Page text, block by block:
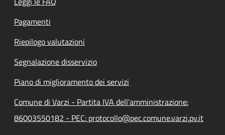
Pagamenti
Riepilogo valutazioni
Segnalazione disservizio
Piano di miglioramento dei servizi
Comune di Varzi - Partita IVA dell'amministrazione:
86003550182 - PEC: protocollo@pec.comune.varzi.pv.it